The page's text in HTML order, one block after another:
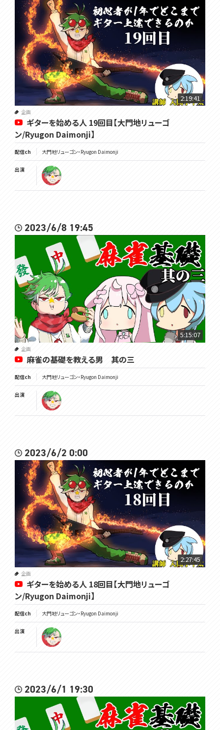
2:19:41
企画
ギターを始める人 19回目【大門地リューゴ
ン/Ryugon Daimonji】
配信ch 大門地リューゴン・Ryugon Daimonji
出演
2023/6/8 19:45
5:15:07
企画
麻雀の基礎を教える男 其の三
配信ch 大門地リューゴン・Ryugon Daimonji
出演
2023/6/2 0:00
2:27:45
企画
ギターを始める人 18回目【大門地リューゴ
ン/Ryugon Daimonji】
配信ch 大門地リューゴン・Ryugon Daimonji
出演
2023/6/1 19:30